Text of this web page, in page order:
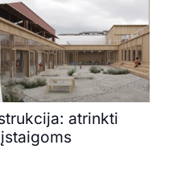
atrinkti